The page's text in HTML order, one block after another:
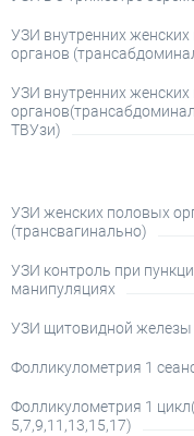
УЗИ внутренних
органов
УЗИ внутренних
ТВУзи)
УЗИ женских половых
(трансвагинально)
УЗИ контроль при
манипуляциях
УЗИ щитовидной железы
Фолликулометрия 1
Фолликулометрия 1
5,7,9,11,13,15,17)